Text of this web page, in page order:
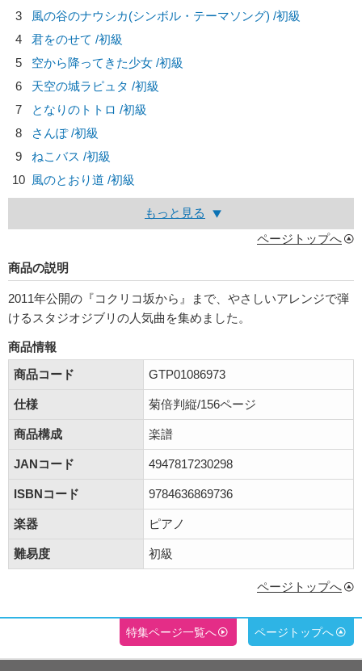
3
風の谷のナウシカ(シンボル・テーマソング) /初級
4
君をのせて /初級
5
空から降ってきた少女 /初級
6
天空の城ラピュタ /初級
7
となりのトトロ /初級
8
さんぽ /初級
9
ねこバス /初級
10 風のとおり道 /初級
もっと見る
ページトップへ
商品の説明
2011年公開の『コクリコ坂から』まで、やさしいアレンジで弾
けるスタジオジブリの人気曲を集めました。
商品情報
商品コード
GTP01086973
仕様 菊倍判縦/156ページ
商品構成 楽譜
JANコード 4947817230298
ISBNコード 9784636869736
楽器 ピアノ
難易度 初級
ページトップへ
特集ページ一覧へ ページトップへ